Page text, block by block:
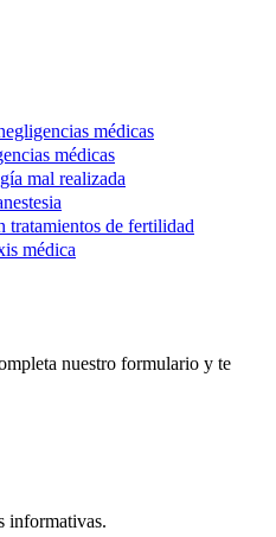
médicas
médicas
mal realizada
tratamientos de fertilidad
médica
nuestro formulario y te
informativas.